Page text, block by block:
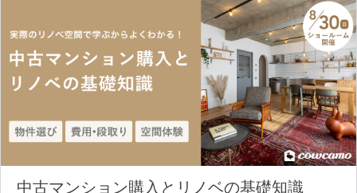
中古マンション購入とリノベの基礎知識